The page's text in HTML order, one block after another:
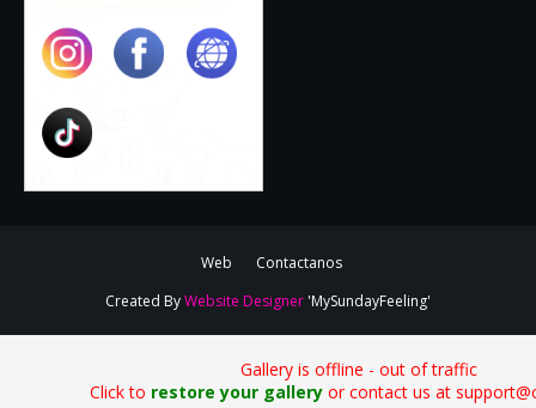
Web
Contactanos
Created ByWebsite Designer 'MySundayFeeling'
Gallery is offline - out of traffic
Click to restore your galleryor contact us at